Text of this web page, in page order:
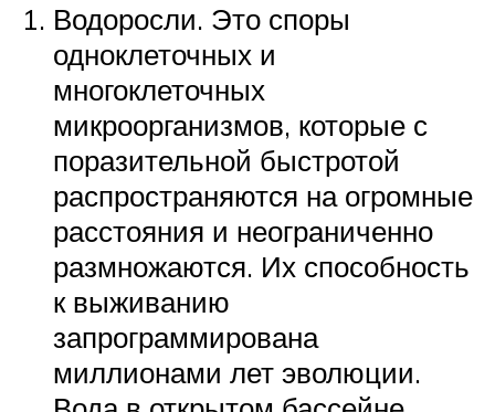
Водоросли. Это споры
одноклеточных и
многоклеточных
микроорганизмов, которые с
поразительной быстротой
распространяются на огромные
расстояния и неограниченно
размножаются. Их способность
к выживанию
запрограммирована
миллионами лет эволюции.